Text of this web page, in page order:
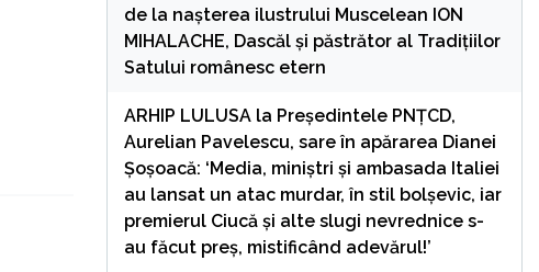
de la nașterea ilustrului Muscelean ION
MIHALACHE, Dascăl și păstrător al Tradițiilor
Satului românesc etern
ARHIP LULUSAla Președintele PNȚCD,
Aurelian Pavelescu, sare în apărarea Dianei
Șoșoacă: ‘Media, miniștri și ambasada Italiei
au lansat un atac murdar, în stil bolșevic, iar
premierul Ciucă și alte slugi nevrednice s-
au făcut preș, mistificând adevărul!’